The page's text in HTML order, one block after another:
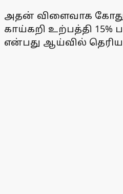
அதன் விளைவாக
காய்கறி உற்பத்தி 15%
என்பது ஆய்வில் தெரிய